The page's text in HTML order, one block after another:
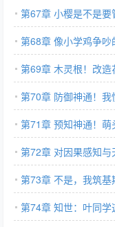
第67章 小樱是不是
订）
第68章 像小学鸡争
订）
第69章 木灵根！改造
第70章 防御神通！
首订）
第71章 预知神通！萌
第72章 对因果感知
订）
第73章 不是，我筑
订）
第74章 知世：叶同